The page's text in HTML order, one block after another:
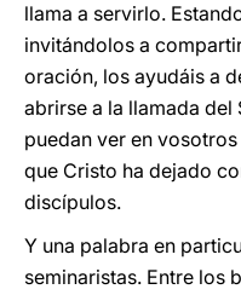
llama a servirlo.
invitándolos a
oración, los ayudáis a
abrirse a la llamada del
puedan ver en
que Cristo ha dejado
discípulos.
Y una palabra en
seminaristas. Entre los